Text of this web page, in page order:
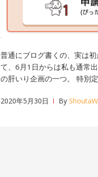
普通にブログ書くの、実は
て、6月1日からは私も通常
の肝いり企画の一つ。 特別
2020年5月30日 By